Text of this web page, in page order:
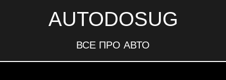
AUTODOSUG
ВСЕ ПРО АВТО